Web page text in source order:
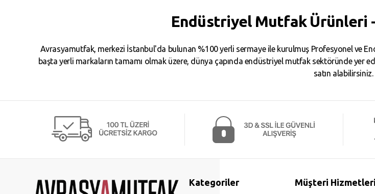
Endüstriyel Mutfak Ürünleri
Avrasyamutfak, merkezi İstanbul'da bulunan %100 yerli sermaye ile kurulmuş Profesyonel ve
başta yerli markaların tamamı olmak üzere, dünya çapında endüstriyel mutfak sektöründe yer
satın alabilirsiniz.
Kategoriler Müşteri Hizmetleri